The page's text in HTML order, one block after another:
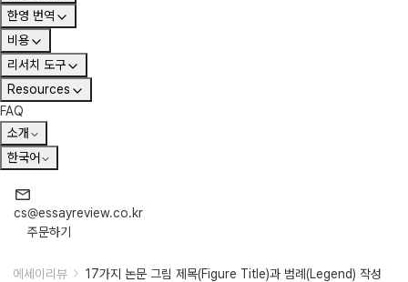
한영 번역
비용
리서치 도구
Resources
FAQ
소개
한국어
cs@essayreview.co.kr
주문하기
에세이리뷰
17가지 논문 그림 제목(Figure Title)과 범례(Legend) 작성